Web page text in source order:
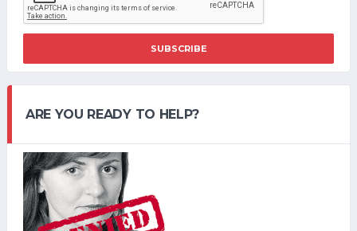
SUBSCRIBE
ARE YOU READY TO HELP?